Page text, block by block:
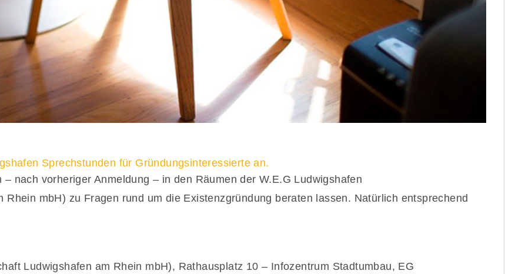
Sprechstunden für Gründungsinteressierte an.
– nach vorheriger Anmeldung – in den Räumen der W.E.G Ludwigshafen
mbH) zu Fragen rund um die Existenzgründung beraten lassen. Natürlich entsprechend
Ludwigshafen am Rhein mbH), Rathausplatz 10 – Infozentrum Stadtumbau, EG